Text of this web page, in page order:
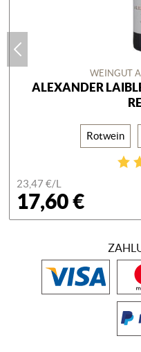
WEINGUT
ALEXANDER
Rotwein
23,47 €/L
17,60 €